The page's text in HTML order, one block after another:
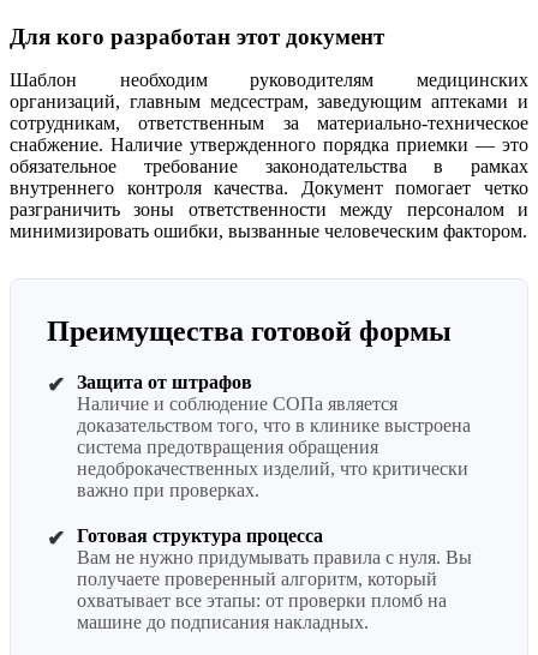
Для кого разработан этот документ
Шаблон необходим руководителям медицинских
организаций, главным медсестрам, заведующим аптеками и
сотрудникам, ответственным за материально-техническое
снабжение. Наличие утвержденного порядка приемки — это
обязательное требование законодательства в рамках
внутреннего контроля качества. Документ помогает четко
разграничить зоны ответственности между персоналом и
минимизировать ошибки, вызванные человеческим фактором.
Преимущества готовой формы
✔
Защита от штрафов
Наличие и соблюдение СОПа является
доказательством того, что в клинике выстроена
система предотвращения обращения
недоброкачественных изделий, что критически
важно при проверках.
✔
Готовая структура процесса
Вам не нужно придумывать правила с нуля. Вы
получаете проверенный алгоритм, который
охватывает все этапы: от проверки пломб на
машине до подписания накладных.